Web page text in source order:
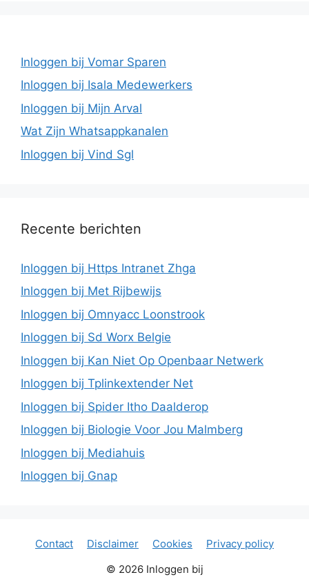
Inloggen bij Vomar Sparen
Inloggen bij Isala Medewerkers
Inloggen bij Mijn Arval
Wat Zijn Whatsappkanalen
Inloggen bij Vind Sgl
Recente berichten
Inloggen bij Https Intranet Zhga
Inloggen bij Met Rijbewijs
Inloggen bij Omnyacc Loonstrook
Inloggen bij Sd Worx Belgie
Inloggen bij Kan Niet Op Openbaar Netwerk
Inloggen bij Tplinkextender Net
Inloggen bij Spider Itho Daalderop
Inloggen bij Biologie Voor Jou Malmberg
Inloggen bij Mediahuis
Inloggen bij Gnap
Contact Disclaimer Cookies
Privacy policy
© 2026 Inloggen bij